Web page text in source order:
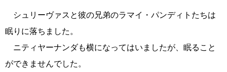
シュリーヴァスと彼の兄弟のラマイ・パンディトたちは
眠りに落ちました。
ニティヤーナンダも横になってはいましたが、眠ること
ができませんでした。